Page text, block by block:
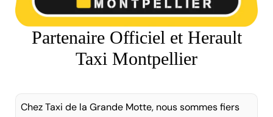
Partenaire Officiel et Herault
Taxi Montpellier
Chez Taxi de la Grande Motte, nous sommes fiers